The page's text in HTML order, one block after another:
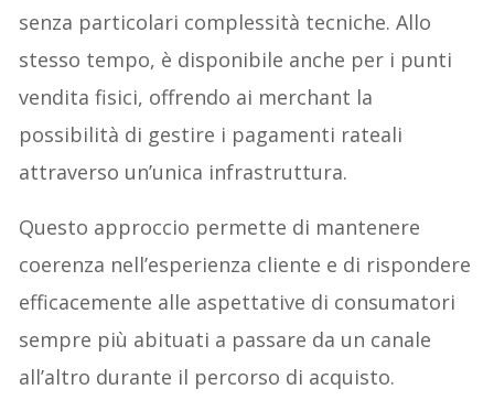
senza particolari complessità tecniche. Allo
stesso tempo, è disponibile anche per i punti
vendita fisici, offrendo ai merchant la
possibilità di gestire i pagamenti rateali
attraverso un’unica infrastruttura.
Questo approccio permette di mantenere
coerenza nell’esperienza cliente e di rispondere
efficacemente alle aspettative di consumatori
sempre più abituati a passare da un canale
all’altro durante il percorso di acquisto.